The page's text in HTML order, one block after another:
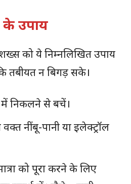
के उपाय
को ये निम्नलिखित उपाय
तबीयत न बिगड़ सके।
निकलने से बचें।
नींबू-पानी या इलेक्ट्रॉल
को पूरा करने के लिए